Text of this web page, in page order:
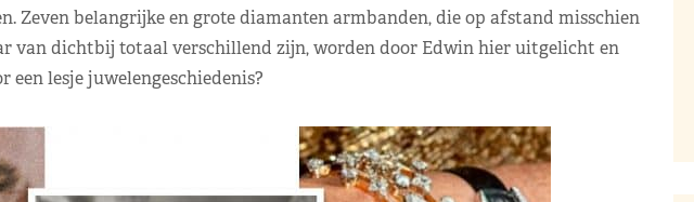
Zeven belangrijke en grote diamanten armbanden, die op afstand misschien
van dichtbij totaal verschillend zijn, worden door Edwin hier uitgelicht en
lesje juwelengeschiedenis?